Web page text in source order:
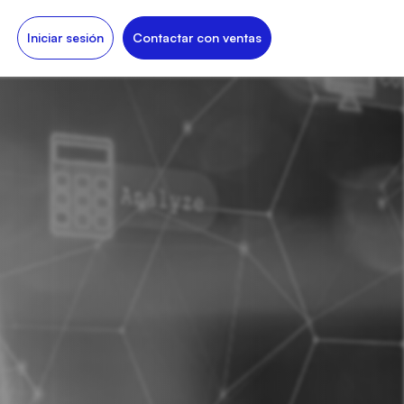
Iniciar sesión Contactar con ventas